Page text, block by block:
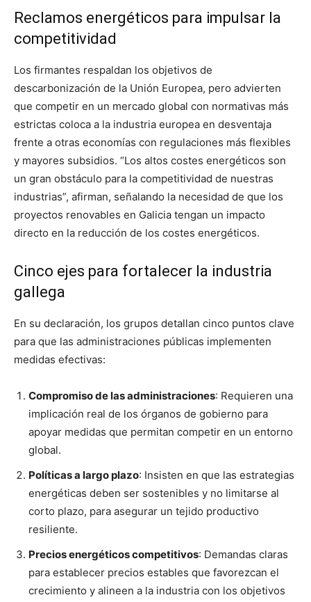
Reclamos energéticos para impulsar la
competitividad
Los firmantes respaldan los objetivos de
descarbonización de la Unión Europea, pero advierten
que competir en un mercado global con normativas más
estrictas coloca a la industria europea en desventaja
frente a otras economías con regulaciones más flexibles
y mayores subsidios. “Los altos costes energéticos son
un gran obstáculo para la competitividad de nuestras
industrias”, afirman, señalando la necesidad de que los
proyectos renovables en Galicia tengan un impacto
directo en la reducción de los costes energéticos.
Cinco ejes para fortalecer la industria
gallega
En su declaración, los grupos detallan cinco puntos clave
para que las administraciones públicas implementen
medidas efectivas:
Compromiso de las administraciones: Requieren una
implicación real de los órganos de gobierno para
apoyar medidas que permitan competir en un entorno
global.
Políticas a largo plazo: Insisten en que las estrategias
energéticas deben ser sostenibles y no limitarse al
corto plazo, para asegurar un tejido productivo
resiliente.
Precios energéticos competitivos: Demandas claras
para establecer precios estables que favorezcan el
crecimiento y alineen a la industria con los objetivos